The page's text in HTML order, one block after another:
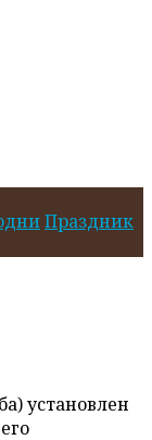
Праздник
установлен